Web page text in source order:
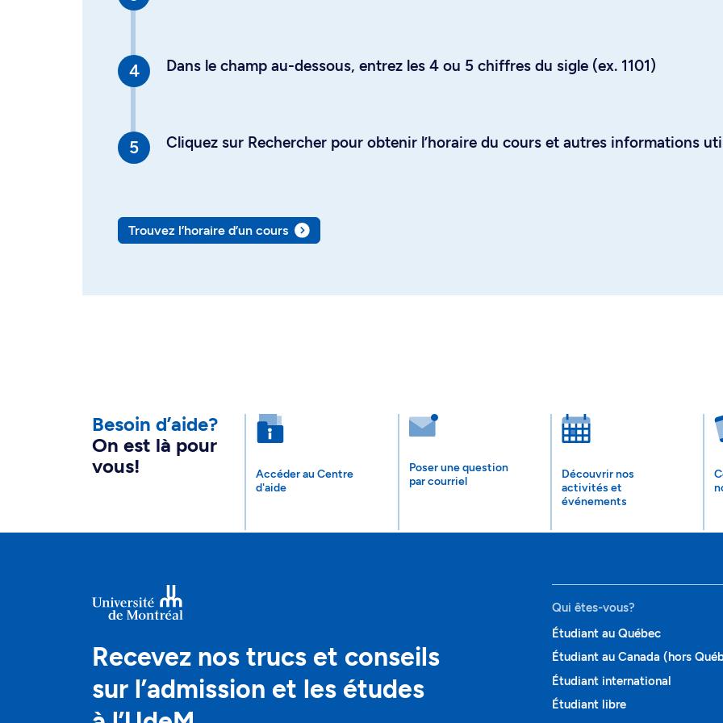
Dans le champ au-dessous, entrez les 4 ou 5 chiffres du sigle (ex. 1101)
Cliquez sur Rechercher pour obtenir l’horaire du cours et autres informations
Trouvez l’horaire d’un cours
Besoin d’aide?
On est là pour
vous!
Accéder au Centre
d'aide
Poser une question
par courriel
Découvrir nos
activités et
événements
Recevez nos trucs et conseils
sur l’admission et les études
Qui êtes-vous?
Étudiant au Québec
Étudiant au Canada (hors
Étudiant international
Étudiant libre